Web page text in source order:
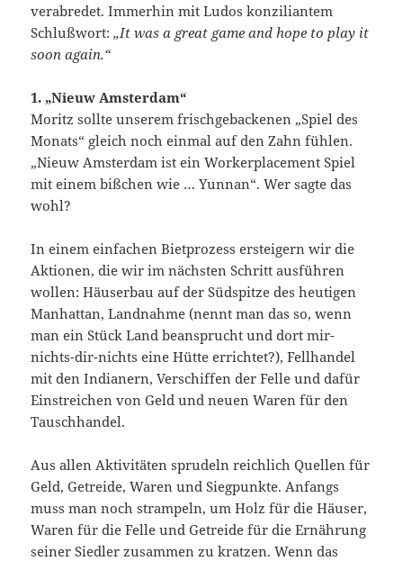
verabredet. Immerhin mit Ludos konziliantem
Schlußwort:„It was a great game and hope to play it
soon again.“
1. „Nieuw Amsterdam“
Moritz sollte unserem frischgebackenen „Spiel des
Monats“ gleich noch einmal auf den Zahn fühlen.
„Nieuw Amsterdam ist ein Workerplacement Spiel
mit einem bißchen wie … Yunnan“. Wer sagte das
wohl?
In einem einfachen Bietprozess ersteigern wir die
Aktionen, die wir im nächsten Schritt ausführen
wollen: Häuserbau auf der Südspitze des heutigen
Manhattan, Landnahme (nennt man das so, wenn
man ein Stück Land beansprucht und dort mir-
nichts-dir-nichts eine Hütte errichtet?), Fellhandel
mit den Indianern, Verschiffen der Felle und dafür
Einstreichen von Geld und neuen Waren für den
Tauschhandel.
Aus allen Aktivitäten sprudeln reichlich Quellen für
Geld, Getreide, Waren und Siegpunkte. Anfangs
muss man noch strampeln, um Holz für die Häuser,
Waren für die Felle und Getreide für die Ernährung
seiner Siedler zusammen zu kratzen. Wenn das